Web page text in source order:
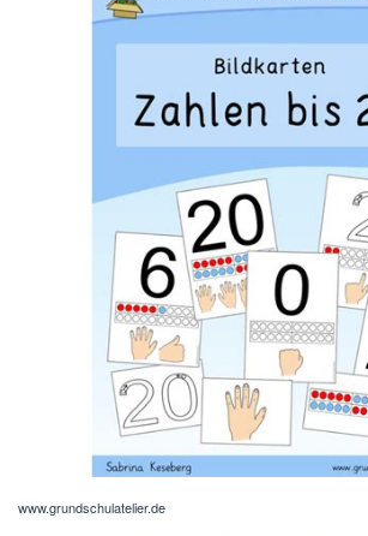
www.grundschulatelier.de